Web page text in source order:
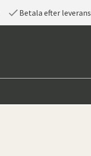
Betala efter leverans